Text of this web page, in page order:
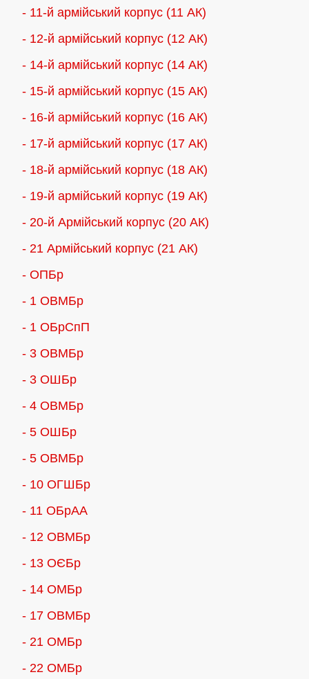
- 11-й армійський корпус (11 АК)
- 12-й армійський корпус (12 АК)
- 14-й армійський корпус (14 АК)
- 15-й армійський корпус (15 АК)
- 16-й армійський корпус (16 АК)
- 17-й армійський корпус (17 АК)
- 18-й армійський корпус (18 AК)
- 19-й армійський корпус (19 АК)
- 20-й Армійський корпус (20 АК)
- 21 Армійський корпус (21 АК)
- ОПБр
- 1 ОВМБр
- 1 ОБрСпП
- 3 ОВМБр
- 3 ОШБр
- 4 ОВМБр
- 5 ОШБр
- 5 ОВМБр
- 10 ОГШБр
- 11 ОБрАА
- 12 ОВМБр
- 13 ОЄБр
- 14 ОМБр
- 17 ОВМБр
- 21 ОМБр
- 22 ОМБр